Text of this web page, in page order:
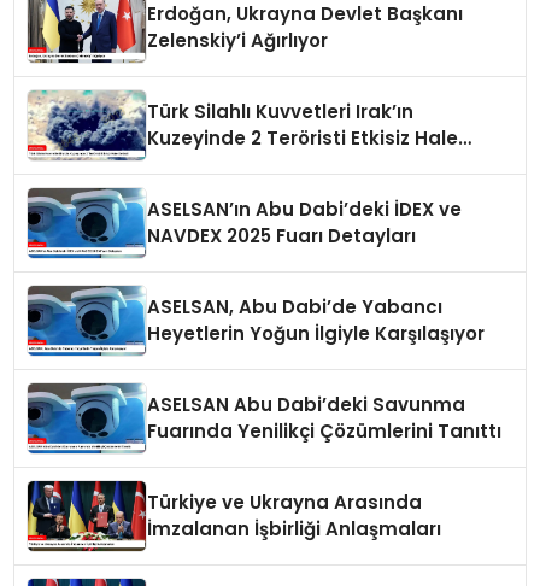
Erdoğan, Ukrayna Devlet Başkanı
Zelenskiy’i Ağırlıyor
Türk Silahlı Kuvvetleri Irak’ın
Kuzeyinde 2 Teröristi Etkisiz Hale
ASELSAN’ın Abu Dabi’deki İDEX ve
NAVDEX 2025 Fuarı Detayları
ASELSAN, Abu Dabi’de Yabancı
Heyetlerin Yoğun İlgiyle Karşılaşıyor
ASELSAN Abu Dabi’deki Savunma
Fuarında Yenilikçi Çözümlerini Tanıttı
Türkiye ve Ukrayna Arasında
İmzalanan İşbirliği Anlaşmaları